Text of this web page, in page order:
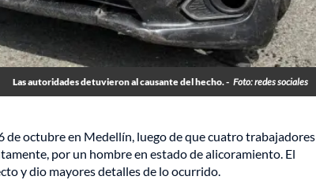
Las autoridades detuvieron al causante del hecho. - Foto: redes sociales
octubre en Medellín, luego de que cuatro trabajadores
por un hombre en estado de alicoramiento. El
y dio mayores detalles de lo ocurrido.